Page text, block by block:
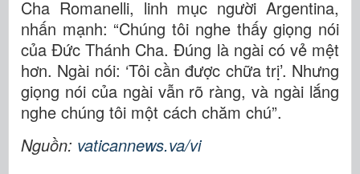
Cha Romanelli, linh mục người Argentina,
nhấn mạnh: “Chúng tôi nghe thấy giọng nói
của Đức Thánh Cha. Đúng là ngài có vẻ mệt
hơn. Ngài nói: ‘Tôi cần được chữa trị’. Nhưng
giọng nói của ngài vẫn rõ ràng, và ngài lắng
nghe chúng tôi một cách chăm chú”.
Nguồn: vaticannews.va/vi